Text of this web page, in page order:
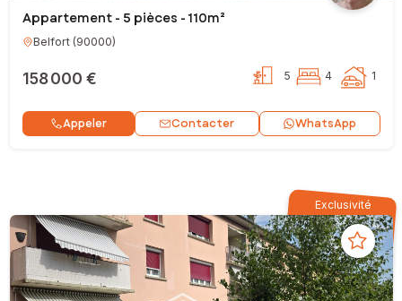
Appartement - 5 pièces - 110m²
Belfort(90000)
158 000 € 5 4 1
Appeler Contacter WhatsApp
Exclusivité